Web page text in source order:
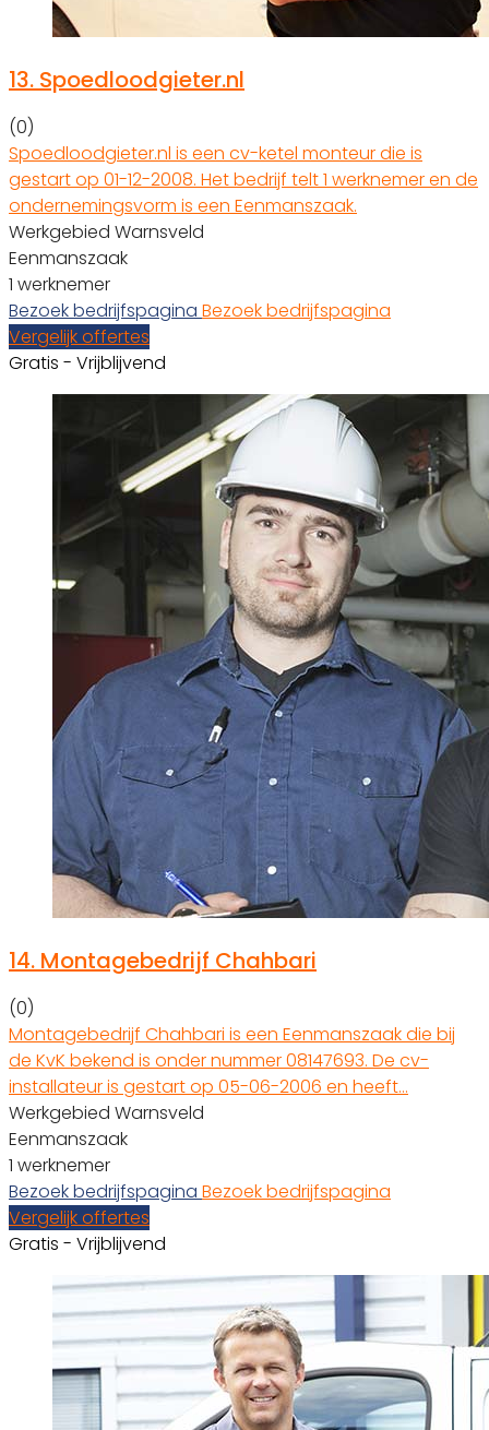
13. Spoedloodgieter.nl
(0)
Spoedloodgieter.nl is een cv-ketel monteur die is
gestart op 01-12-2008. Het bedrijf telt 1 werknemer en de
ondernemingsvorm is een Eenmanszaak.
Werkgebied Warnsveld
Eenmanszaak
1 werknemer
Bezoek bedrijfspagina Bezoek bedrijfspagina
Vergelijk offertes
Gratis - Vrijblijvend
14. Montagebedrijf Chahbari
(0)
Montagebedrijf Chahbari is een Eenmanszaak die bij
de KvK bekend is onder nummer 08147693. De cv-
installateur is gestart op 05-06-2006 en heeft…
Werkgebied Warnsveld
Eenmanszaak
1 werknemer
Bezoek bedrijfspagina Bezoek bedrijfspagina
Vergelijk offertes
Gratis - Vrijblijvend